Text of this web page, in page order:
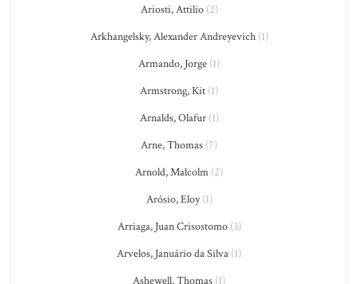
Ariosti, Attilio(2)
Arkhangelsky, Alexander Andreyevich(1)
Armando, Jorge (1)
Armstrong, Kit (1)
Arnalds, Olafur(1)
Arne, Thomas (7)
Arnold, Malcolm (2)
Arósio, Eloy(1)
Arriaga, Juan Crisostomo(3)
Arvelos, Januário da Silva (1)
Ashewell, Thomas (1)